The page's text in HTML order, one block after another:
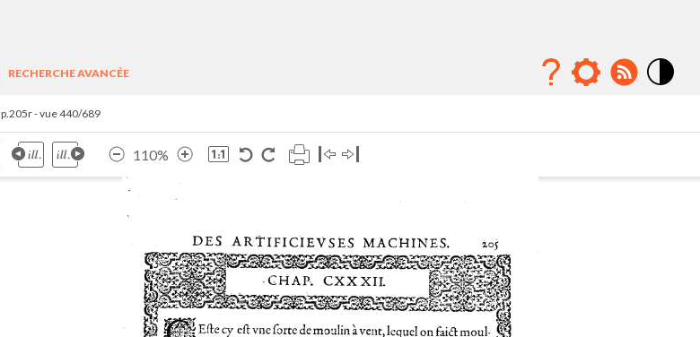
RECHERCHE AVANCÉE
p.205r - vue 440/689
110%